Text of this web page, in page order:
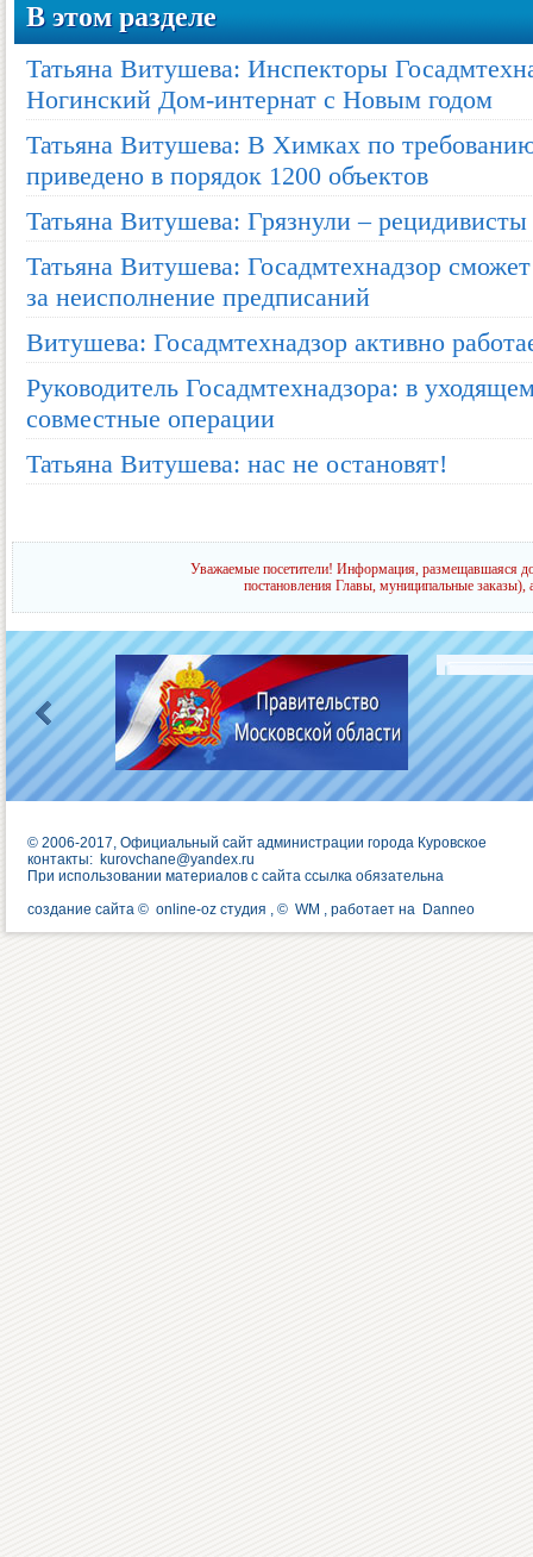
В этом разделе
Татьяна Витушева: Инспекторы
Ногинский Дом-интернат с Новым годом
Татьяна Витушева: В Химках по
приведено в порядок 1200 объектов
Татьяна Витушева: Грязнули – рецидивисты
Татьяна Витушева: Госадмтехнадзор
за неисполнение предписаний
Витушева: Госадмтехнадзор активно
Руководитель Госадмтехнадзора: в
совместные операции
Татьяна Витушева: нас не остановят!
Уважаемые посетители! Информация, размещавшаяся
постановления Главы, муниципальные заказы),
© 2006-2017, Официальный сайт администрации города Куровское
контакты: kurovchane@yandex.ru
При использовании материалов с сайта ссылка обязательна
создание сайта © online-oz студия , © WM , работает на Danneo